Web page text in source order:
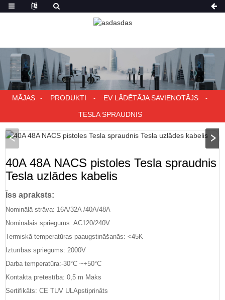
MĀJAS PRODUKTI EV LĀDĒTĀJA SAVIENOTĀJS
TESLA SPRAUDNIS
40A 48A NACS pistoles Tesla spraudnis
Tesla uzlādes kabelis
Īss apraksts:
Nominālā strāva: 16A/32A /40A/48A
Nominālais spriegums: AC120/240V
Termiskā temperatūras paaugstināšanās: <45K
Izturības spriegums: 2000V
Darba temperatūra:-30°C ~+50°C
Kontakta pretestība: 0,5 m Maks
Sertifikāts: CE TUV ULApstiprināts